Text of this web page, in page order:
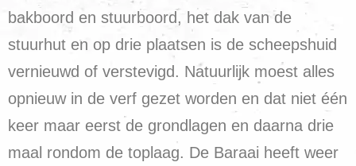
bakboord en stuurboord, het dak van de
stuurhut en op drie plaatsen is de scheepshuid
vernieuwd of verstevigd. Natuurlijk moest alles
opnieuw in de verf gezet worden en dat niet één
keer maar eerst de grondlagen en daarna drie
maal rondom de toplaag. De Baraai heeft weer